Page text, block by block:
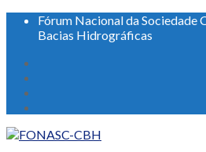
Fórum Nacional da Sociedade
Bacias Hidrográficas